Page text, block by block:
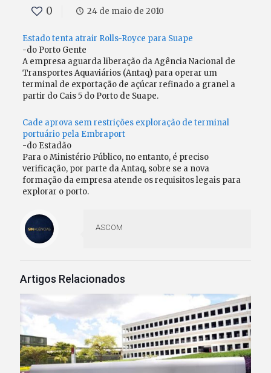
0 24 de maio de 2010
Estado tenta atrair Rolls-Royce para Suape
-do Porto Gente
A empresa aguarda liberação da Agência Nacional de
Transportes Aquaviários (Antaq) para operar um
terminal de exportação de açúcar refinado a granel a
partir do Cais 5 do Porto de Suape.
Cade aprova sem restrições exploração de terminal
portuário pela Embraport
-do Estadão
Para o Ministério Público, no entanto, é preciso
verificação, por parte da Antaq, sobre se a nova
formação da empresa atende os requisitos legais para
explorar o porto.
ASCOM
Artigos Relacionados